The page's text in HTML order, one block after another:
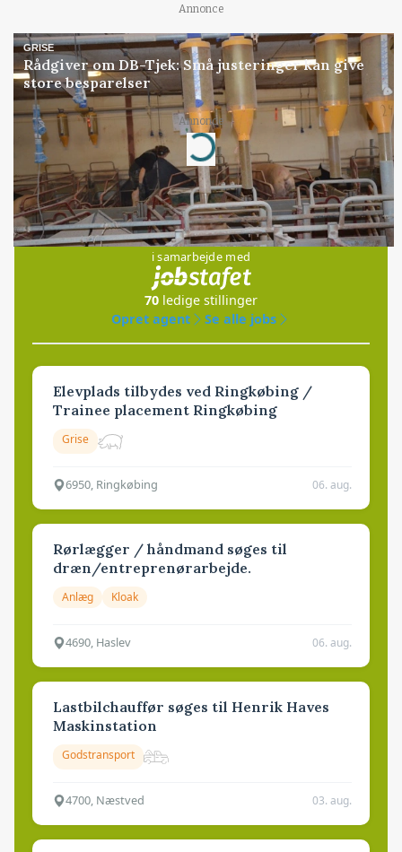
Annonce
GRISE
Rådgiver om DB-Tjek: Små justeringer kan give
store besparelser
Annonce
Loading...
Jobs
i samarbejde med
70 ledige stillinger
Opret agent
Se alle jobs
Elevplads tilbydes ved Ringkøbing /
Trainee placement Ringkøbing
Grise
6950, Ringkøbing 06. aug.
Rørlægger / håndmand søges til
dræn/entreprenørarbejde.
Anlæg Kloak
4690, Haslev 06. aug.
Lastbilchauffør søges til Henrik Haves
Maskinstation
Godstransport
4700, Næstved 03. aug.